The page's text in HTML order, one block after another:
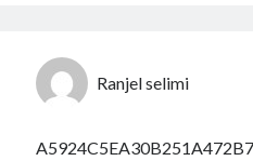
Ranjel selimi